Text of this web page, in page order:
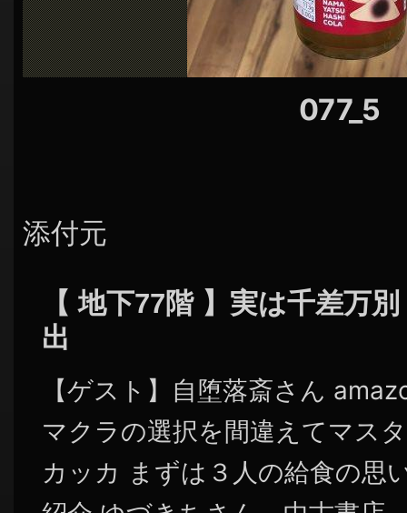
077_5
添付元
【 地下77階 】実は千差万
出
【ゲスト】自堕落斎さん
マクラの選択を間違えてマス
カッカ まずは３人の給食の思